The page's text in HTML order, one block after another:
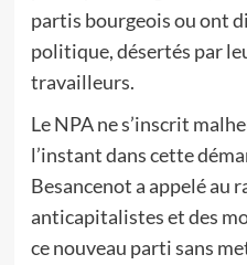
partis bourgeois ou ont
politique, désertés par
travailleurs.
Le NPA ne s’inscrit
l’instant dans cette
Besancenot a appelé au
anticapitalistes et des
ce nouveau parti sans